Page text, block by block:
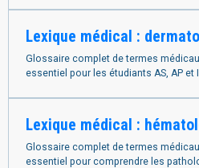
Lexique médical :
Glossaire complet de termes
essentiel pour les étudiants AS, AP et
Lexique médical :
Glossaire complet de termes
essentiel pour comprendre les